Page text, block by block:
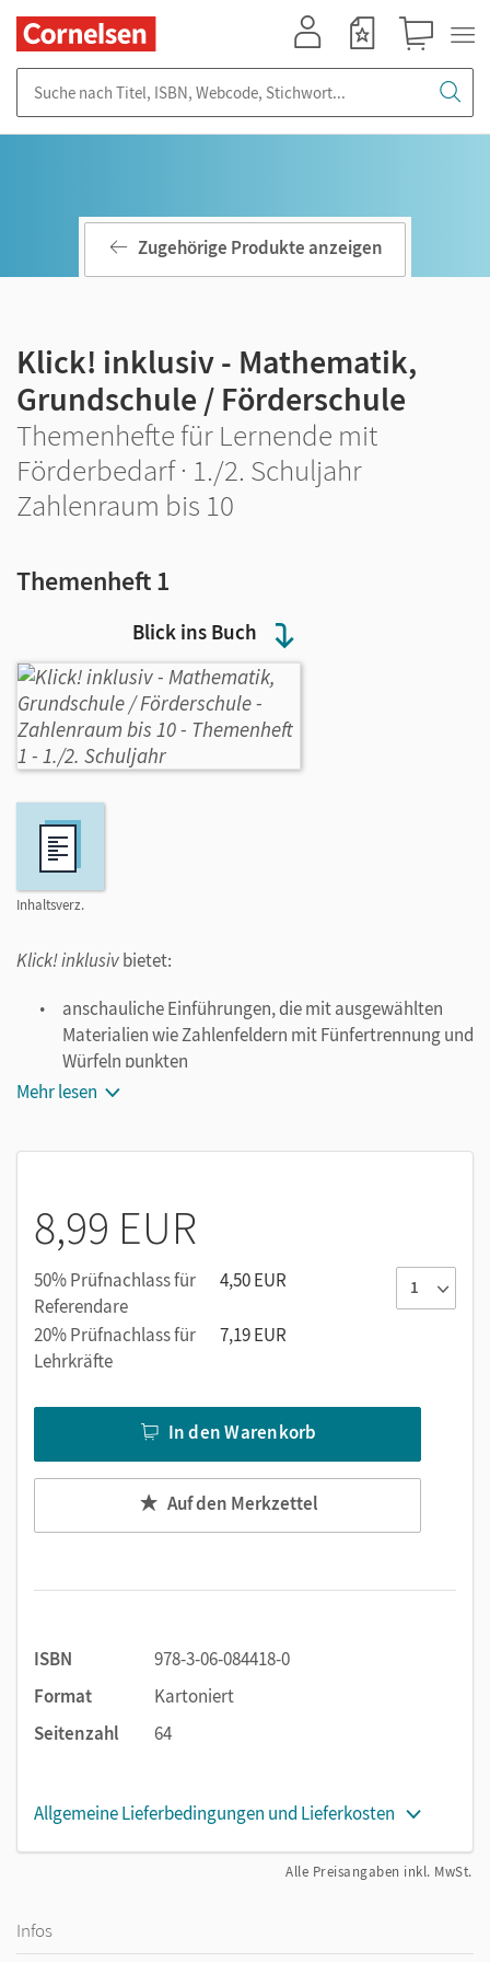
Blick ins Buch
Inhaltsverz.
Zugehörige Produkte anzeigen
Klick! inklusiv - Mathematik,
Grundschule / Förderschule
Themenhefte für Lernende mit
Förderbedarf · 1./2. Schuljahr
Zahlenraum bis 10
Themenheft 1
Klick! inklusivbietet:
anschauliche Einführungen, die mit ausgewählten
Materialien wie Zahlenfeldern mit Fünfertrennung und
Würfeln punkten
wenige Übungsformate pro Seite, die für einen
gut strukturierte und motivierende Aufgaben, die den
automatisierende Übungen, die das Wissen festigen
Gelegenheit geben, den erzielten Lernfortschritt zu
erkennen und selbst einzuschätzen
Merkwissen, das in jedem Heft auf der letzten Seite
kompakt zusammengefasst wird
Mehr lesen
8,99 EUR
50% Prüfnachlass für
Referendare
4,50 EUR
20% Prüfnachlass für
Lehrkräfte
7,19 EUR
In den Warenkorb
Auf den Merkzettel
ISBN
978-3-06-084418-0
Format
Kartoniert
Seitenzahl
64
Allgemeine Lieferbedingungen und Lieferkosten
Alle Preisangaben inkl. MwSt.
Infos